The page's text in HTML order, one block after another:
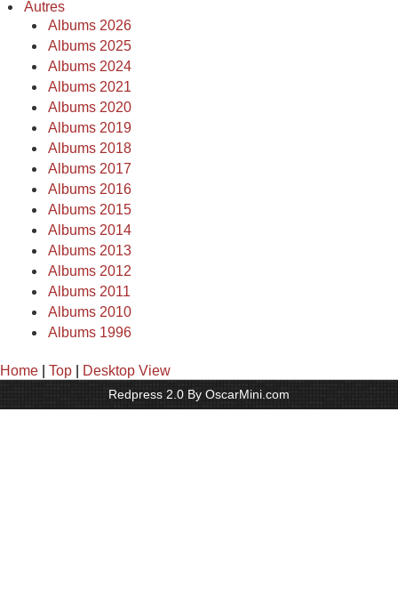
Autres
Albums 2026
Albums 2025
Albums 2024
Albums 2021
Albums 2020
Albums 2019
Albums 2018
Albums 2017
Albums 2016
Albums 2015
Albums 2014
Albums 2013
Albums 2012
Albums 2011
Albums 2010
Albums 1996
Home Top Desktop View
Redpress 2.0 By OscarMini.com